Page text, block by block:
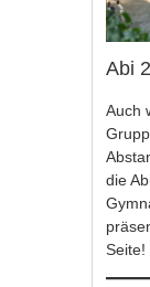
Abi
Auch
die
Seite!